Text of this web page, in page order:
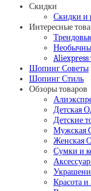
Скидки
Скидки и
Интересные
Aliexpress
Шопинг Советы
Шопинг Стиль
Обзоры товаров
Детская
Детские
Мужская
Женская
Сумки и
Красота и